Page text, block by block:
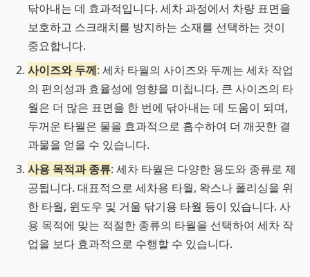
닦아내는 데 효과적입니다. 세차 과정에서 차량 표면을
보호하고 스크래치를 방지하는 소재를 선택하는 것이
중요합니다.
사이즈와 두께: 세차 타월의 사이즈와 두께는 세차 작업
의 편의성과 효율성에 영향을 미칩니다. 큰 사이즈의 타
월은 더 많은 표면을 한 번에 닦아내는 데 도움이 되며,
두꺼운 타월은 물을 효과적으로 흡수하여 더 깨끗한 결
과물을 얻을 수 있습니다.
사용 목적과 종류: 세차 타월은 다양한 용도와 종류로 제
공됩니다. 대표적으로 세차용 타월, 왁스나 폴리싱을 위
한 타월, 윈도우 및 거울 닦기용 타월 등이 있습니다. 사
용 목적에 맞는 적절한 종류의 타월을 선택하여 세차 작
업을 보다 효과적으로 수행할 수 있습니다.